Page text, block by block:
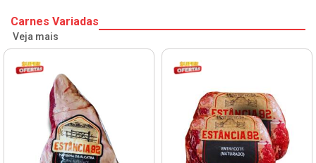
Carnes Variadas
Veja mais